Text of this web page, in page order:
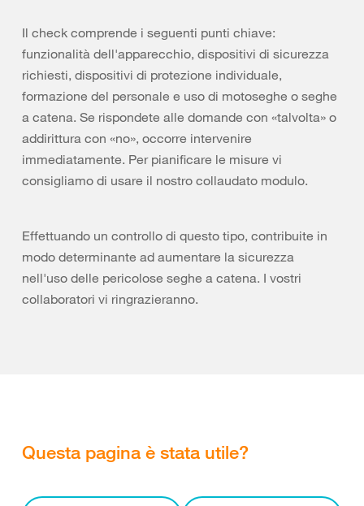
Il check comprende i seguenti punti chiave:
funzionalità dell'apparecchio, dispositivi di sicurezza
richiesti, dispositivi di protezione individuale,
formazione del personale e uso di motoseghe o seghe
a catena. Se rispondete alle domande con «talvolta» o
addirittura con «no», occorre intervenire
immediatamente. Per pianificare le misure vi
consigliamo di usare il nostro collaudato modulo.
Effettuando un controllo di questo tipo, contribuite in
modo determinante ad aumentare la sicurezza
nell'uso delle pericolose seghe a catena. I vostri
collaboratori vi ringrazieranno.
Questa pagina è stata utile?